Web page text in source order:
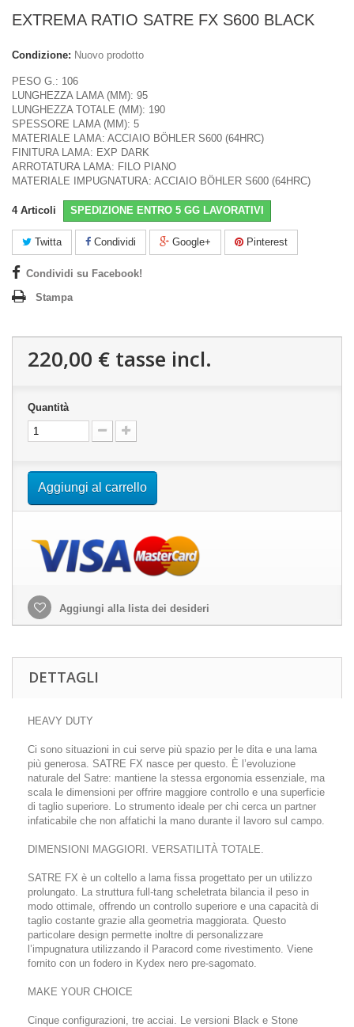
EXTREMA RATIO SATRE FX S600 BLACK
Condizione: Nuovo prodotto
PESO G.: 106
LUNGHEZZA LAMA (MM): 95
LUNGHEZZA TOTALE (MM): 190
SPESSORE LAMA (MM): 5
MATERIALE LAMA: ACCIAIO BÖHLER S600 (64HRC)
FINITURA LAMA: EXP DARK
ARROTATURA LAMA: FILO PIANO
MATERIALE IMPUGNATURA: ACCIAIO BÖHLER S600 (64HRC)
4 Articoli SPEDIZIONE ENTRO 5 GG LAVORATIVI
Twitta Condividi Google+ Pinterest
Condividi su Facebook!
Stampa
220,00 € tasse incl.
Quantità
Aggiungi al carrello
Aggiungi alla lista dei desideri
DETTAGLI
HEAVY DUTY
Ci sono situazioni in cui serve più spazio per le dita e una lama
più generosa. SATRE FX nasce per questo. È l’evoluzione
naturale del Satre: mantiene la stessa ergonomia essenziale, ma
scala le dimensioni per offrire maggiore controllo e una superficie
di taglio superiore. Lo strumento ideale per chi cerca un partner
infaticabile che non affatichi la mano durante il lavoro sul campo.
DIMENSIONI MAGGIORI. VERSATILITÀ TOTALE.
SATRE FX è un coltello a lama fissa progettato per un utilizzo
prolungato. La struttura full-tang scheletrata bilancia il peso in
modo ottimale, offrendo un controllo superiore e una capacità di
taglio costante grazie alla geometria maggiorata. Questo
particolare design permette inoltre di personalizzare
l’impugnatura utilizzando il Paracord come rivestimento. Viene
fornito con un fodero in Kydex nero pre-sagomato.
MAKE YOUR CHOICE
Cinque configurazioni, tre acciai. Le versioni Black e Stone